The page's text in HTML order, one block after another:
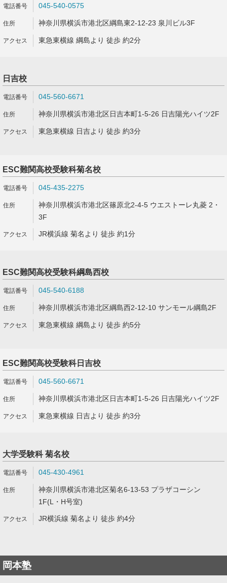
045-540-0575
神奈川県横浜市港北区綱島東2-12-23 泉川ビル3F
東急東横線 綱島より 徒歩 約2分
日吉校
045-560-6671
神奈川県横浜市港北区日吉本町1-5-26 日吉陽光ハイツ2F
東急東横線 日吉より 徒歩 約3分
ESC難関高校受験科菊名校
045-435-2275
神奈川県横浜市港北区篠原北2-4-5 ウエストーレ丸菱 2・
3F
JR横浜線 菊名より 徒歩 約1分
ESC難関高校受験科綱島西校
045-540-6188
神奈川県横浜市港北区綱島西2-12-10 サンモール綱島2F
東急東横線 綱島より 徒歩 約5分
ESC難関高校受験科日吉校
045-560-6671
神奈川県横浜市港北区日吉本町1-5-26 日吉陽光ハイツ2F
東急東横線 日吉より 徒歩 約3分
大学受験科 菊名校
045-430-4961
神奈川県横浜市港北区菊名6-13-53 プラザコーシン
1F(L・H号室)
JR横浜線 菊名より 徒歩 約4分
岡本塾